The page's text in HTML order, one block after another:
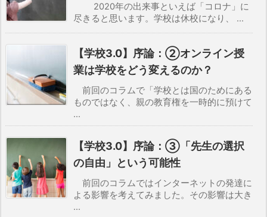
2020年の出来事といえば「コロナ」に
尽きると思います。学校は休校になり、 ...
【学校3.0】序論：②オンライン授
業は学校をどう変えるのか？
前回のコラムで「学校とは国のためにある
ものではなく、親の教育権を一時的に預けて
...
【学校3.0】序論：③「先生の選択
の自由」という可能性
前回のコラムではインターネットの発達に
よる影響を考えてみました。その影響は大き
...